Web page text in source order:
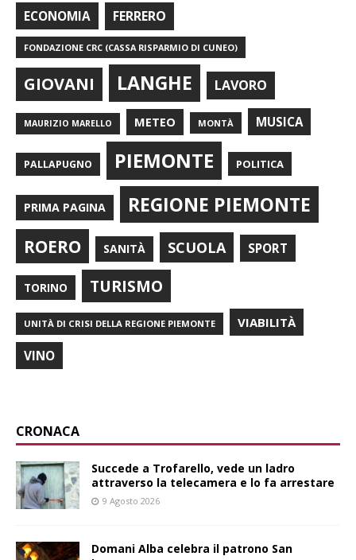
ECONOMIA FERRERO
FONDAZIONE CRC (CASSA RISPARMIO DI CUNEO)
GIOVANI LANGHE LAVORO
MAURIZIO MARELLO METEO MONTÀ MUSICA
PALLAPUGNO PIEMONTE POLITICA
PRIMA PAGINA REGIONE PIEMONTE
ROERO SANITÀ SCUOLA SPORT
TORINO TURISMO
UNITÀ DI CRISI DELLA REGIONE PIEMONTE VIABILITÀ
VINO
CRONACA
Succede a Trofarello, vede un ladro
attraverso la telecamera e lo fa arrestare
9 Agosto 2026
Domani Alba celebra il patrono San